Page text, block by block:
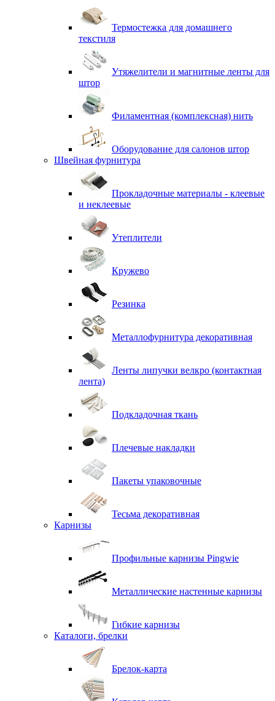
Термостежка для домашнего
текстиля
Утяжелители и магнитные ленты для
штор
Филаментная (комплексная) нить
Оборудование для салонов штор
Швейная фурнитура
Прокладочные материалы - клеевые
и неклеевые
Утеплители
Кружево
Резинка
Металлофурнитура декоративная
Ленты липучки велкро (контактная
лента)
Подкладочная ткань
Плечевые накладки
Пакеты упаковочные
Тесьма декоративная
Карнизы
Профильные карнизы Pingwie
Металлические настенные карнизы
Гибкие карнизы
Каталоги, брелки
Брелок-карта